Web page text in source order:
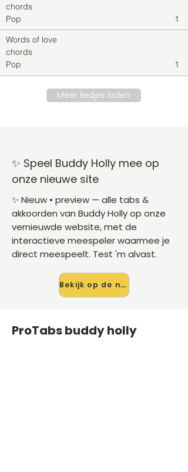
chords
Pop
1
Words of love
chords
Pop
1
Meer liedjes laden
✨ Speel Buddy Holly mee op
onze nieuwe site
✨ Nieuw • preview — alle tabs &
akkoorden van Buddy Holly op onze
vernieuwde website, met de
interactieve meespeler waarmee je
direct meespeelt. Test 'm alvast.
Bekijk op de nieuwe site →
ProTabs buddy holly